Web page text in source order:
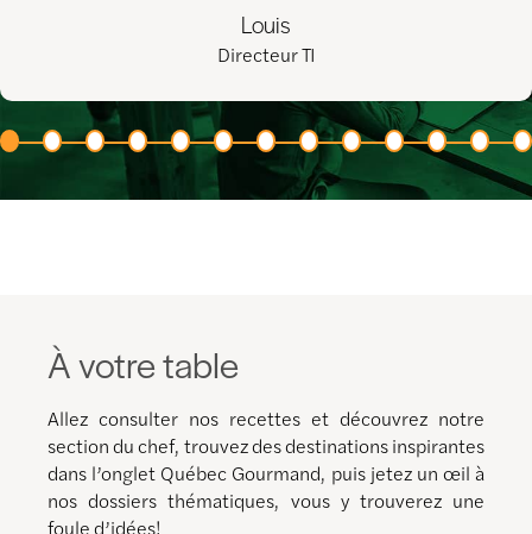
Louis
Directeur TI
À votre table
Allez consulter nos recettes et découvrez notre
section du chef, trouvez des destinations inspirantes
dans l’onglet Québec Gourmand, puis jetez un œil à
nos dossiers thématiques, vous y trouverez une
foule d’idées!